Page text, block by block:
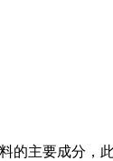
主要成分，